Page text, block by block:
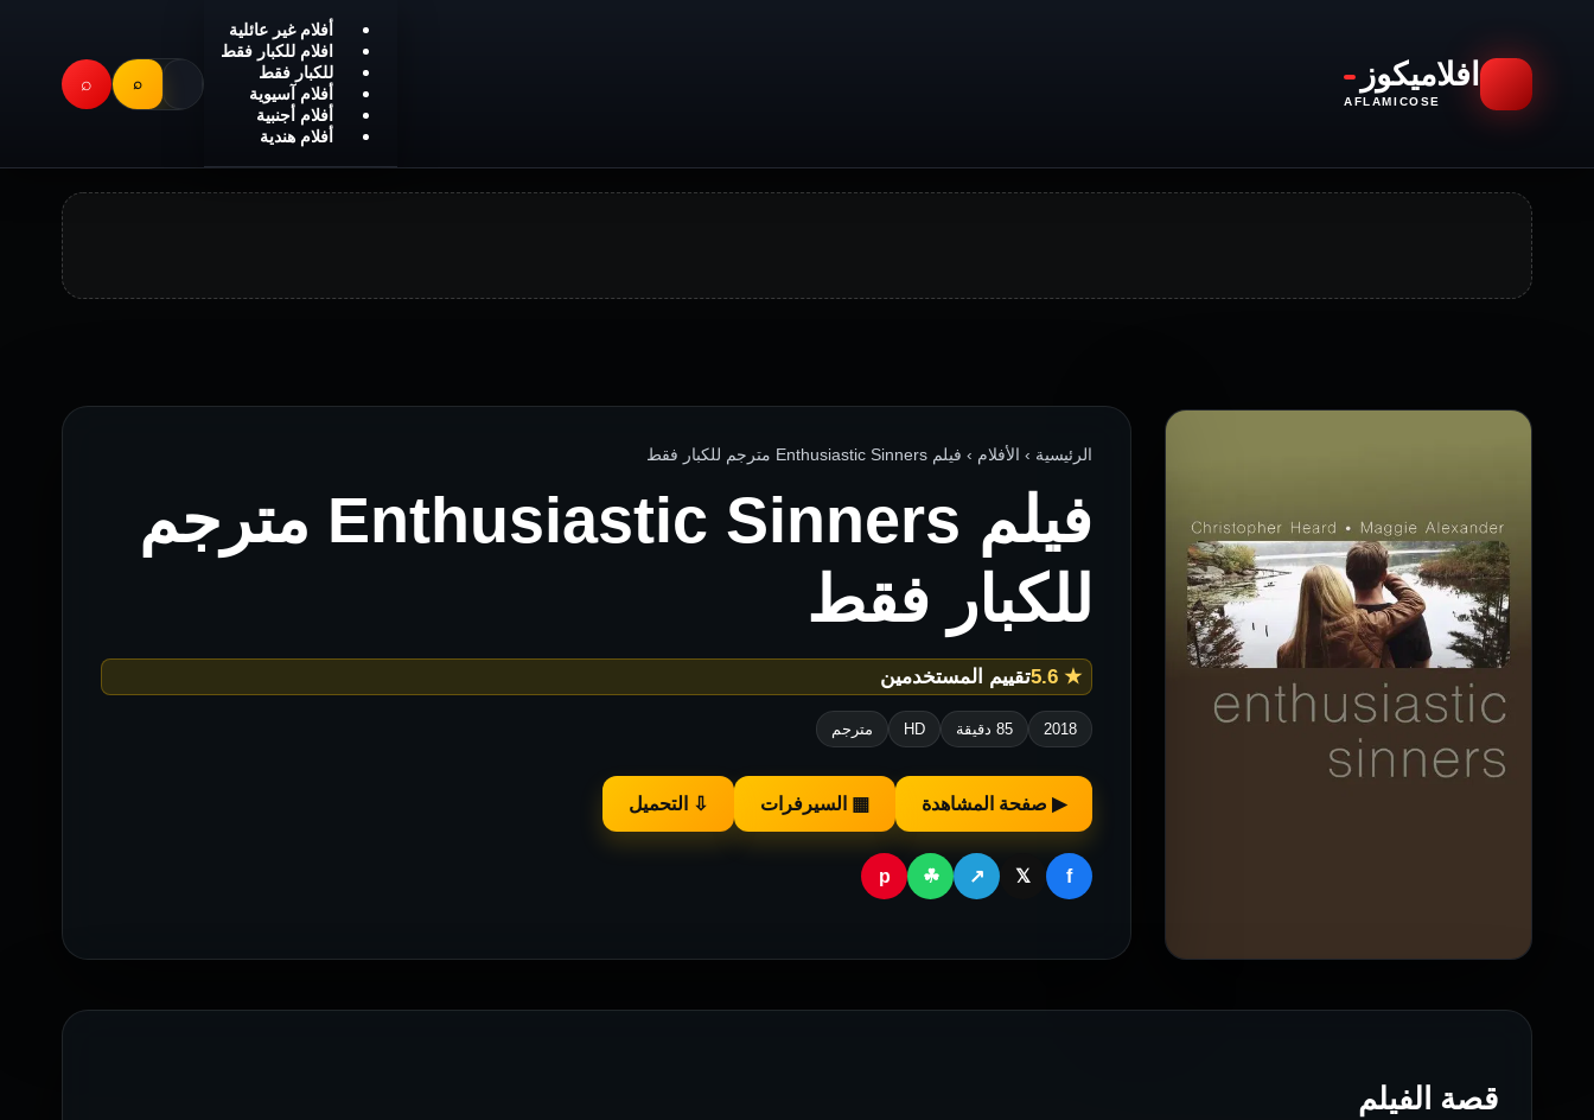
افلاميكوز
AFLAMICOSE
أفلام غير عائلية
افلام للكبار فقط
للكبار فقط
أفلام آسيوية
أفلام أجنبية
أفلام هندية
⌕
⌕
الرئيسية › الأفلام › فيلم Enthusiastic Sinners مترجم للكبار فقط
فيلم Enthusiastic Sinners مترجم
للكبار فقط
★ 5.6 تقييم المستخدمين
2018 85 دقيقة HD مترجم
▶ صفحة المشاهدة ▦ السيرفرات ⇩ التحميل
f
𝕏
↗
☘
p
قصة الفيلم